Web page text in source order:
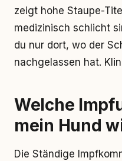
zeigt hohe Staupe-
medizinisch schlicht
du nur dort, wo der
nachgelassen hat.
Welche
mein Hund
Die Ständige